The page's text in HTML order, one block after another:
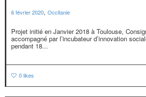
6 février 2020, Occitanie
Projet initié en Janvier 2018 à Toulouse,
accompagné par l’incubateur d’innovation
pendant 18...
0likes